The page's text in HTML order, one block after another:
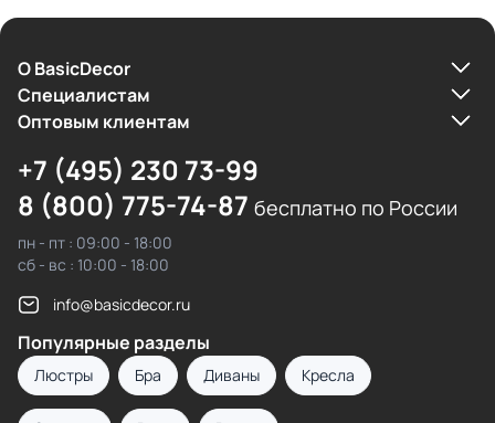
О BasicDecor
Cпециалистам
Оптовым клиентам
+7 (495) 230 73-99
8 (800) 775-74-87 бесплатно по России
пн - пт : 09:00 - 18:00
сб - вс : 10:00 - 18:00
info@basicdecor.ru
Популярные разделы
Люстры Бра Диваны Кресла